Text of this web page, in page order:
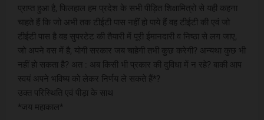
प्राप्त हुआ है, फिलहाल हम प्रदेश के सभी पीड़ित शिक्षामित्रो से यही कहना
चाहते हैं कि जो अभी तक टीईटी पास नहीं हो पाये हैं वह टीईटी की एवं जो
टीईटी पास है वह सुपरटेट की तैयारी में पूरी ईमानदारी व निष्ठा से लग जाए,
जो अपने वस में है, योगी सरकार जब चाहेगी तभी कुछ करेगी? अन्यथा कुछ भी
नहीं हो सकता है? अत : अब किसी भी प्रकार की दुविधा में न रहे? बाकी आप
स्वयं अपने भविष्य को लेकर निर्णय ले सकते हैं*?
उक्त परिस्थिति एवं पीड़ा के साथ
*जय महाकाल*